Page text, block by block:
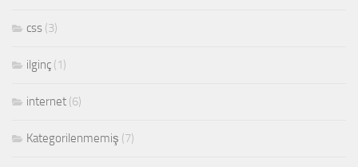
css (3)
ilginç (1)
internet (6)
Kategorilenmemiş (7)